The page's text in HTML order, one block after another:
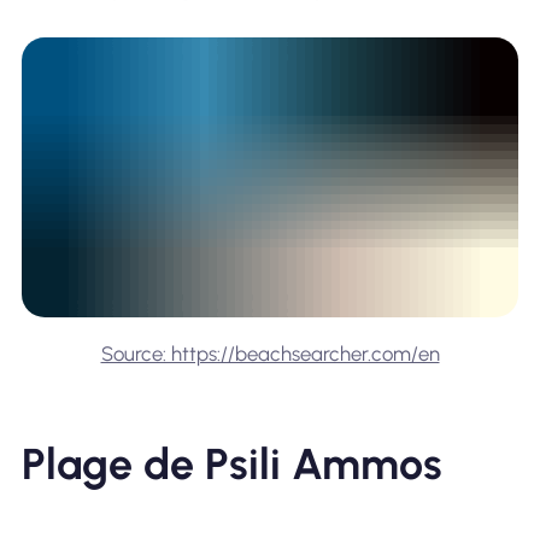
Source: https://beachsearcher.com/en
Plage de Psili Ammos